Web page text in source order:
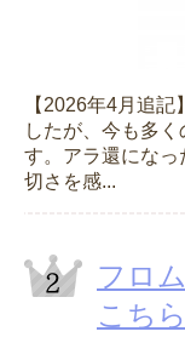
【2026年4月追
したが、今も多
す。アラ還にな
切さを感...
フロ
こちら